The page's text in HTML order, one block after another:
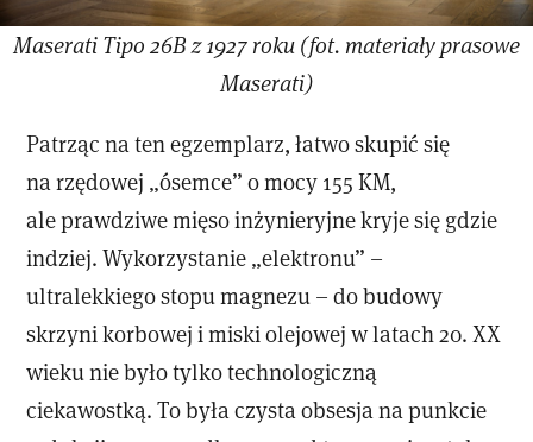
Maserati Tipo 26B z 1927 roku (fot. materiały prasowe
Maserati)
Patrząc na ten egzemplarz, łatwo skupić się
na rzędowej „ósemce” o mocy 155 KM,
ale prawdziwe mięso inżynieryjne kryje się gdzie
indziej. Wykorzystanie „elektronu” –
ultralekkiego stopu magnezu – do budowy
skrzyni korbowej i miski olejowej w latach 20. XX
wieku nie było tylko technologiczną
ciekawostką. To była czysta obsesja na punkcie